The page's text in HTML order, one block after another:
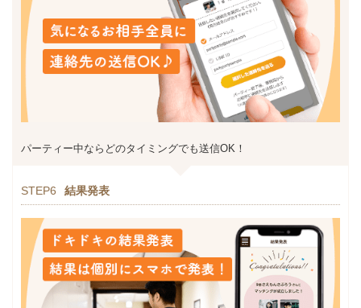
パーティー中ならどのタイミングでも送信OK！
STEP6 結果発表